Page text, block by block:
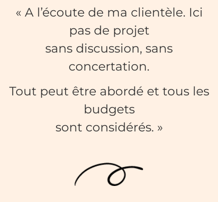
« A l’écoute de ma clientèle. Ici
pas de projet
sans discussion, sans
concertation.
Tout peut être abordé et tous les
budgets
sont considérés. »